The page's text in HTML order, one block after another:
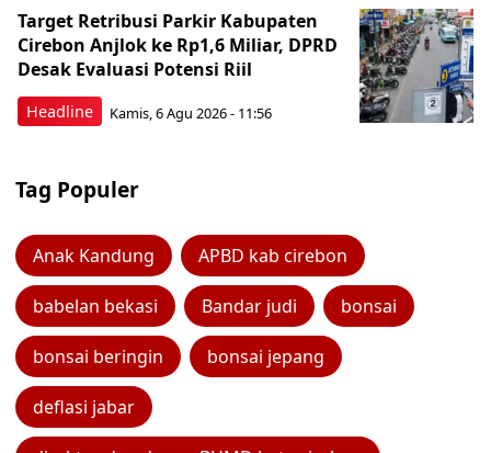
Headline
Target Retribusi Parkir Kabupaten
Cirebon Anjlok ke Rp1,6 Miliar, DPRD
Desak Evaluasi Potensi Riil
Kamis, 6 Agu 2026 - 11:56
Tag Populer
Anak Kandung APBD kab cirebon
babelan bekasi Bandar judi bonsai
bonsai beringin bonsai jepang
deflasi jabar